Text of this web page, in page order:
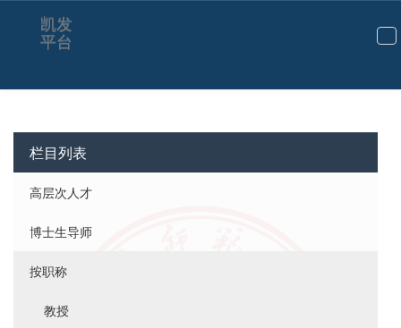
切
航
凯发
平台
栏目列表
高层次人才
博士生导师
按职称
教授